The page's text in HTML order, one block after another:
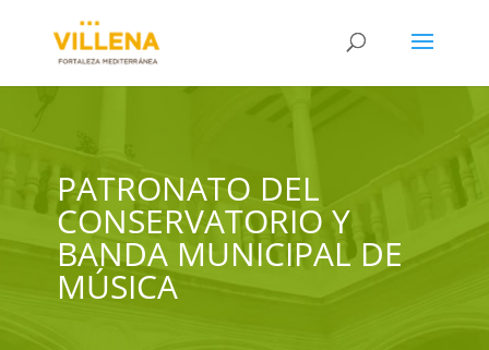
PATRONATO DEL
CONSERVATORIO Y
BANDA MUNICIPAL DE
MÚSICA